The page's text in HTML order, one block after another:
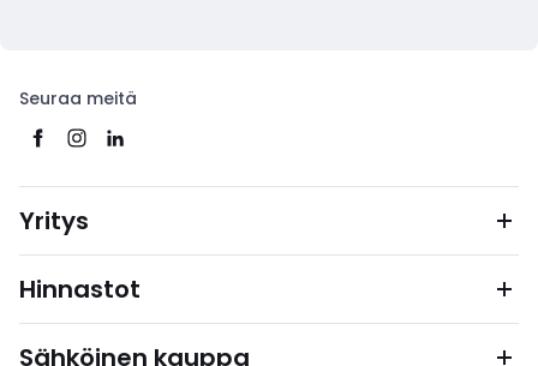
Seuraa meitä
Yritys
Hinnastot
Sähköinen kauppa